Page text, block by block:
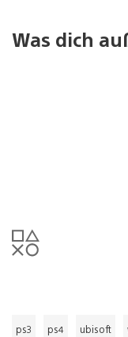
Was dich
ps3 ps4 ubisoft